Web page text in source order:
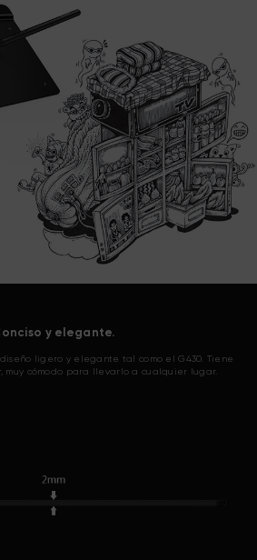
y elegante.
ligero y elegante tal como el G430. Tiene
muy cómodo para llevarlo a cualquier lugar.